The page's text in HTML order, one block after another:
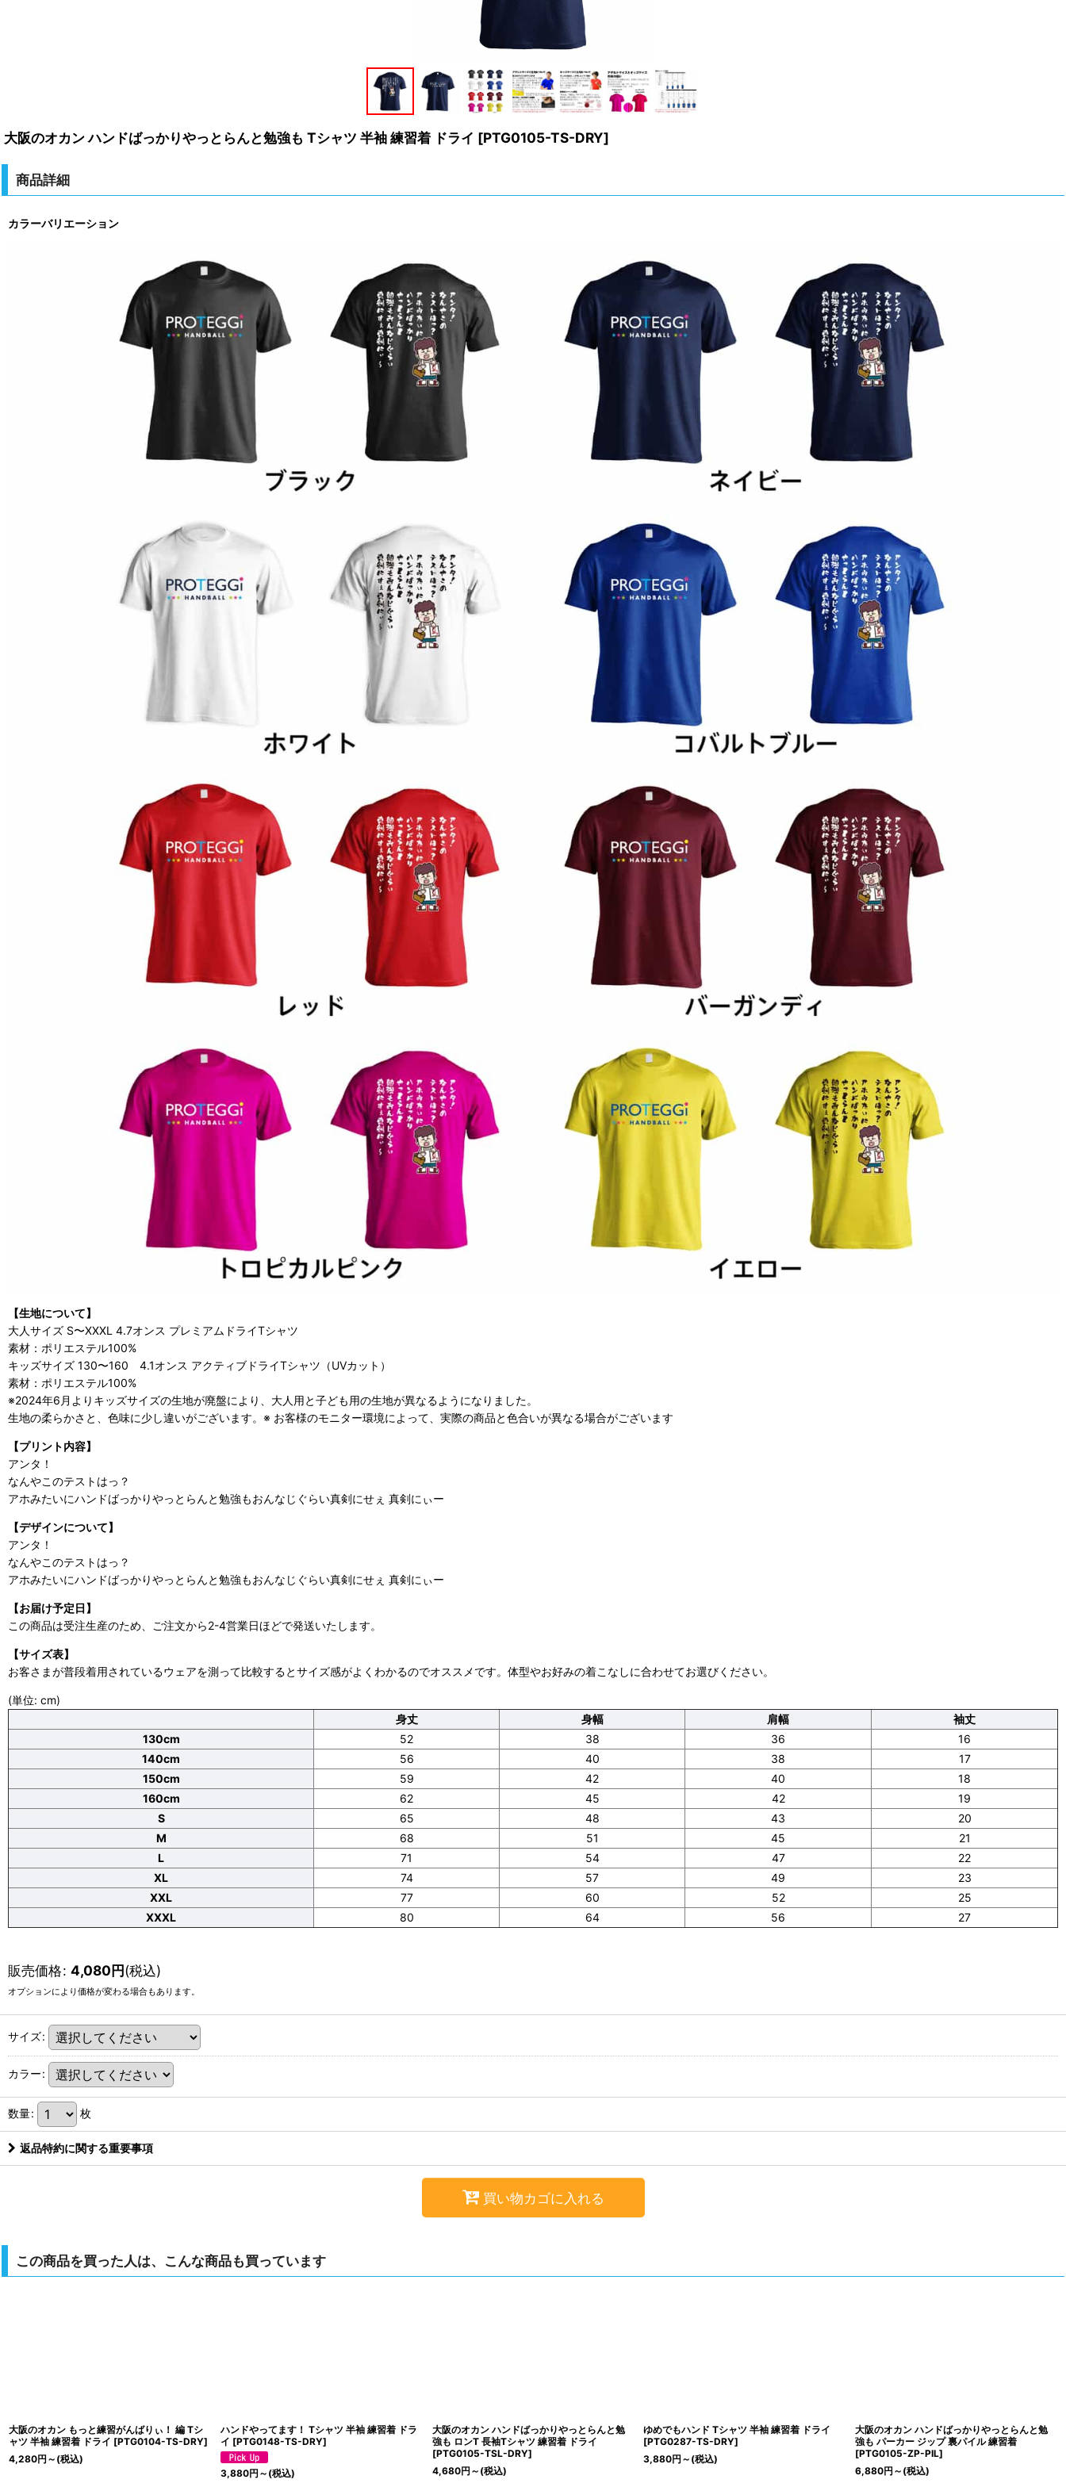
大阪のオカン ハンドばっかりやっとらんと勉強も Tシャツ 半袖 練習着 ドライ [PTG0105-TS-DRY]
商品詳細
カラーバリエーション
【生地について】
大人サイズ S〜XXXL 4.7オンス プレミアムドライTシャツ
素材：ポリエステル100%
キッズサイズ 130〜160 4.1オンス アクティブドライTシャツ（UVカット）
素材：ポリエステル100%
※2024年6月よりキッズサイズの生地が廃盤により、大人用と子ども用の生地が異なるようになりました。
生地の柔らかさと、色味に少し違いがございます。※ お客様のモニター環境によって、実際の商品と色合いが異なる場合がございます
【プリント内容】
アンタ！
なんやこのテストはっ？
アホみたいにハンドばっかりやっとらんと勉強もおんなじぐらい真剣にせぇ 真剣にぃー
【デザインについて】
アンタ！
なんやこのテストはっ？
アホみたいにハンドばっかりやっとらんと勉強もおんなじぐらい真剣にせぇ 真剣にぃー
【お届け予定日】
この商品は受注生産のため、ご注文から2-4営業日ほどで発送いたします。
【サイズ表】
お客さまが普段着用されているウェアを測って比較するとサイズ感がよくわかるのでオススメです。体型やお好みの着こなしに合わせてお選びください。
(単位: cm)
身丈
身幅 肩幅
袖丈
130cm
52 38 36
16
140cm
56 40 38
17
150cm
59 42 40
18
160cm
62 45 42
19
S
65 48 43
20
M
68 51 45
21
L
71 54 47
22
XL
74 57 49
23
XXL
77 60 52
25
XXXL
80 64 56 27
販売価格: 4,080円(税込)
オプションにより価格が変わる場合もあります。
サイズ:
カラー:
数量: 枚
返品特約に関する重要事項
買い物カゴに入れる
この商品を買った人は、こんな商品も買っています
大阪のオカン もっと練習がんばりぃ！ 編 Tシ
ャツ 半袖 練習着 ドライ [PTG0104-TS-DRY]
4,280円 ～ (税込)
ハンドやってます！ Tシャツ 半袖 練習着 ドラ
イ [PTG0148-TS-DRY]
3,880円 ～ (税込)
大阪のオカン ハンドばっかりやっとらんと勉
強も ロンT 長袖Tシャツ 練習着 ドライ
[PTG0105-TSL-DRY]
4,680円 ～ (税込)
ゆめでもハンド Tシャツ 半袖 練習着 ドライ
[PTG0287-TS-DRY]
3,880円 ～ (税込)
大阪のオカン ハンドばっかりやっとらんと勉
強も パーカー ジップ 裏パイル 練習着
[PTG0105-ZP-PIL]
6,880円 ～ (税込)